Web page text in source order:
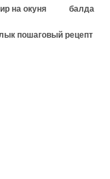
на окуня балда
пошаговый рецепт